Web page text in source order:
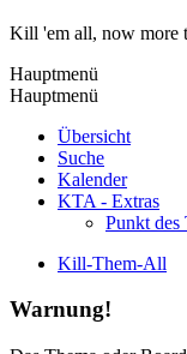
Kill 'em all, now more
Hauptmenü
Hauptmenü
Übersicht
Suche
Kalender
KTA - Extras
Punkt des
Kill-Them-All
Warnung!